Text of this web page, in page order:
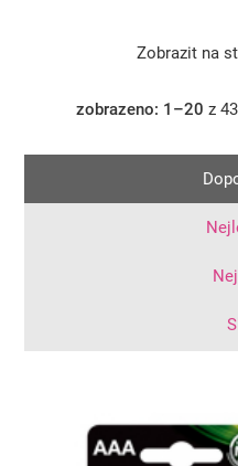
Zobrazit na
zobrazeno: 1–20 z 43